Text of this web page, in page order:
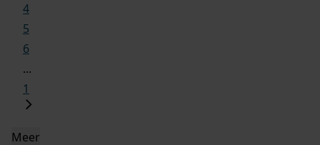
4
5
6
...
1
Meer